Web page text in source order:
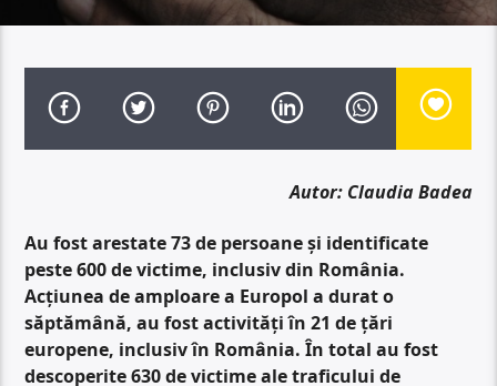
Autor: Claudia Badea
Au fost arestate 73 de persoane și identificate
peste 600 de victime, inclusiv din România.
Acțiunea de amploare a Europol a durat o
săptămână, au fost activități în 21 de țări
europene, inclusiv în România. În total au fost
descoperite 630 de victime ale traficului de